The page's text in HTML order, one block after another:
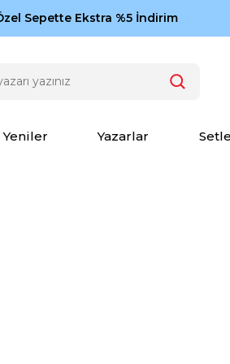
Cengiz Aytmatov
Sepette Ekstra %5 İndirim
Yeniler Yazarlar